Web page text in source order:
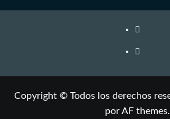
Copyright © Todos los derechos
por AF themes.